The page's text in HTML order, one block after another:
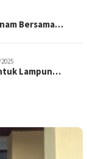
Bersama…
Lampun…